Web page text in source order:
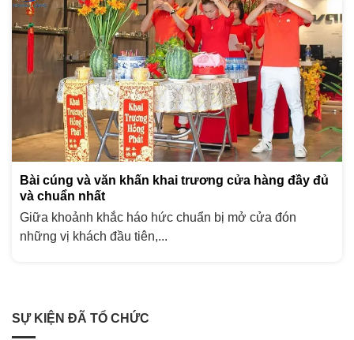
Bài cúng và văn khấn khai trương cửa hàng đầy đủ
và chuẩn nhất
Giữa khoảnh khắc háo hức chuẩn bị mở cửa đón
những vị khách đầu tiên,...
SỰ KIỆN ĐÃ TỔ CHỨC